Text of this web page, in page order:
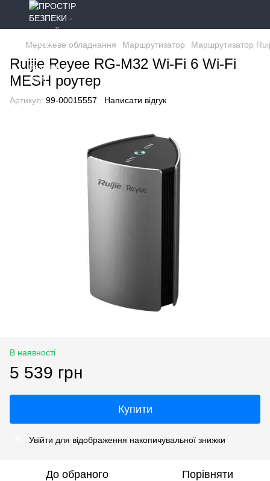
Мережеве обладнання Маршрутизатор Маршрутизатор
Ruijie Reyee RG-M32 Wi-Fi 6 Wi-Fi
MESH роутер
Артикул: 99-00015557 Написати відгук
В наявності
5 539 грн
Купити
Увійти для відображення накопичувальної знижки
До обраного Порівняти